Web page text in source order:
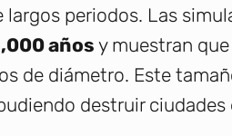
periodos. Las
añosy muestran
de diámetro. Este
destruir ciudades